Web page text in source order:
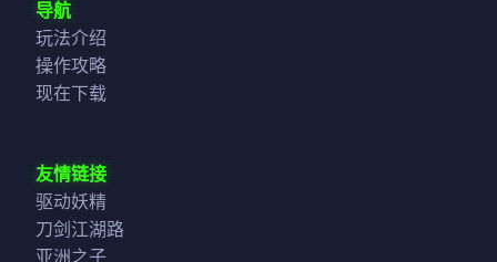
导航
玩法介绍
操作攻略
现在下载
友情链接
驱动妖精
刀剑江湖路